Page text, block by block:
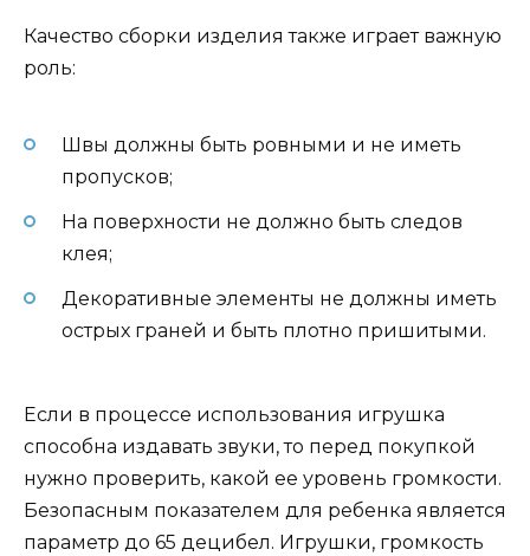
Качество сборки изделия также играет важную
роль:
Швы должны быть ровными и не иметь
пропусков;
На поверхности не должно быть следов
клея;
Декоративные элементы не должны иметь
острых граней и быть плотно пришитыми.
Если в процессе использования игрушка
способна издавать звуки, то перед покупкой
нужно проверить, какой ее уровень громкости.
Безопасным показателем для ребенка является
параметр до 65 децибел. Игрушки, громкость